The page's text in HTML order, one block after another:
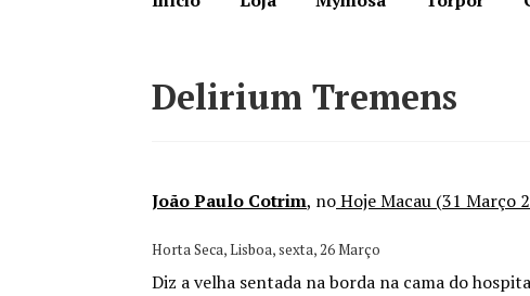
Delirium Tremens
João Paulo Cotrim, noHoje Macau (31 Março
Horta Seca, Lisboa, sexta, 26 Março
Diz a velha sentada na borda na cama do